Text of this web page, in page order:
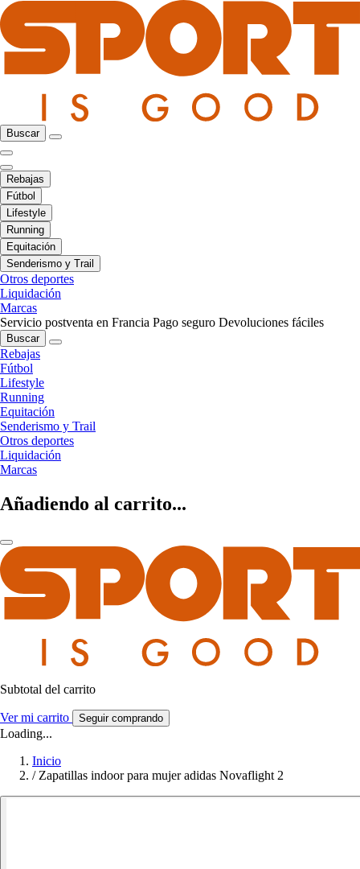
Buscar
Rebajas
Fútbol
Lifestyle
Running
Equitación
Senderismo y Trail
Otros deportes
Liquidación
Marcas
Servicio postventa en Francia Pago seguro Devoluciones fáciles
Buscar
Rebajas
Fútbol
Lifestyle
Running
Equitación
Senderismo y Trail
Otros deportes
Liquidación
Marcas
Añadiendo al carrito...
Subtotal del carrito
Ver mi carrito Seguir comprando
Loading...
Inicio
/ Zapatillas indoor para mujer adidas Novaflight 2